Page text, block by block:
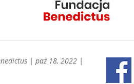
| paź 18, 2022|